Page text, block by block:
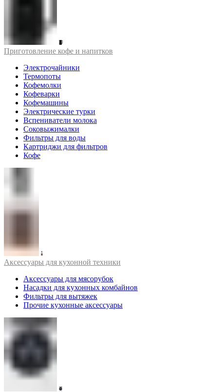
Приготовление кофе и напитков
Электрочайники
Термопоты
Кофемолки
Кофеварки
Кофемашины
Электрические турки
Вспениватели молока
Соковыжималки
Фильтры для воды
Картриджи для фильтров
Кофе
Аксессуары для кухонной техники
Аксессуары для мясорубок
Насадки для кухонных комбайнов
Фильтры для вытяжек
Прочие кухонные аксессуары